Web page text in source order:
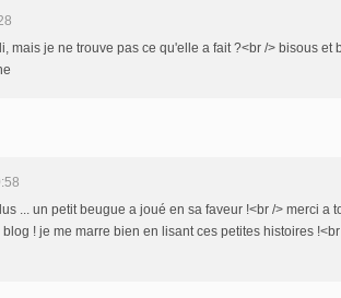
mais je ne trouve pas ce qu'elle a fait ?<br /> bisous et
... un petit beugue a joué en sa faveur !<br /> merci a
! je me marre bien en lisant ces petites histoires